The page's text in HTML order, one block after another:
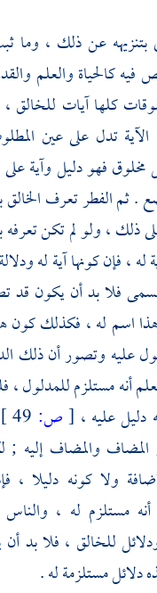
بتنزيهه عن ذلك ،
فيه كالحياة والعلم
كلها آيات للخالق ،
تدل على عين
فهو دليل وآية على
. ثم الفطر تعرف
ذلك ، ولو لم تكن
له ، فإن كونها آية له
فلا بد أن يكون قد
اسم له ، فكذلك كون
عليه وتصور أن ذلك
أنه مستلزم للمدلول ،
دليل عليه ، [ص:
والمضاف إليه
ولا كونه دليلا
مستلزم له ،
للخالق ، فلا بد أن
مستلزمة له .